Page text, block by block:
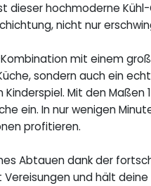
dieser hochmoderne
nicht nur
mit einem
sondern auch ein
Kinderspiel. Mit den Maßen
ein. In nur wenigen
profitieren.
Abtauen dank der
und hält